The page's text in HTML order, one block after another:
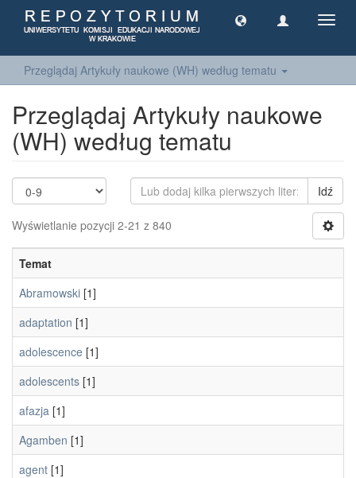
Przeglądaj Artykuły naukowe (WH) według tematu
Przeglądaj Artykuły naukowe
(WH) według tematu
Idź
Wyświetlanie pozycji 2-21 z 840
Temat
Abramowski [1]
adaptation [1]
adolescence [1]
adolescents [1]
afazja [1]
Agamben [1]
agent [1]